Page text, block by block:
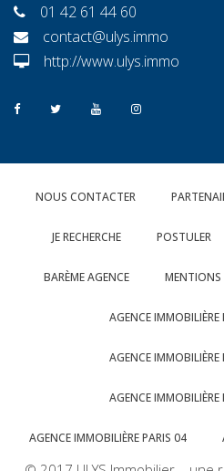
01 42 61 44 60
contact@ulys.immo
http://www.ulys.immo
NOUS CONTACTER
JE RECHERCHE POSTULER
BARÈME AGENCE MENTIONS
AGENCE IMMOBILIÈRE
AGENCE IMMOBILIÈRE
AGENCE IMMOBILIÈRE
AGENCE IMMOBILIÈRE PARIS 04